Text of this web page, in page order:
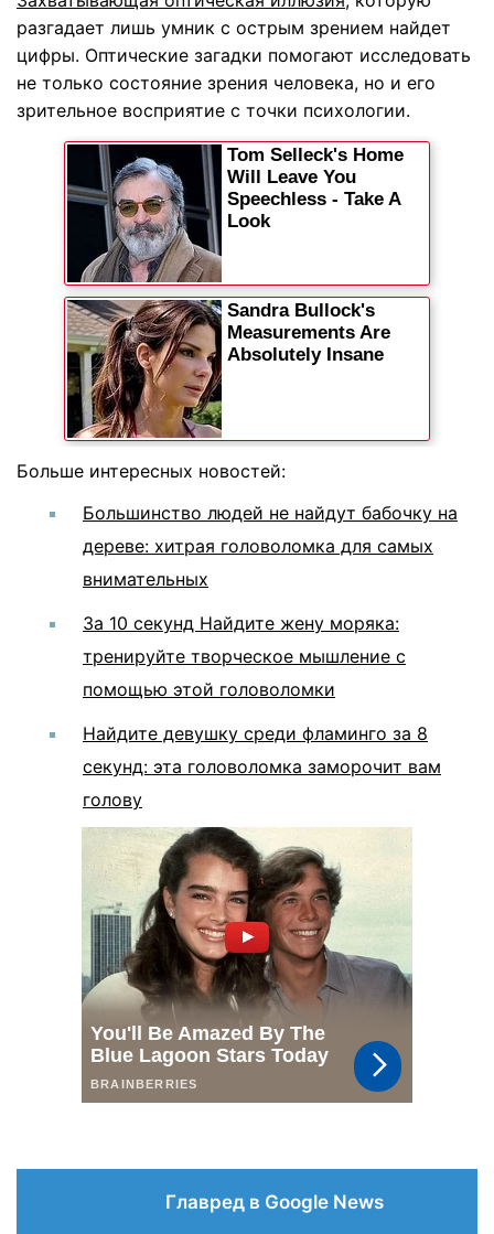
разгадает лишь умник с острым зрением найдет
цифры. Оптические загадки помогают исследовать
не только состояние зрения человека, но и его
зрительное восприятие с точки психологии.
Больше интересных новостей:
Большинство людей не найдут бабочку на
дереве: хитрая головоломка для самых
внимательных
За 10 секунд Найдите жену моряка:
тренируйте творческое мышление с
помощью этой головоломки
Найдите девушку среди фламинго за 8
секунд: эта головоломка заморочит вам
голову
Главред в Google News